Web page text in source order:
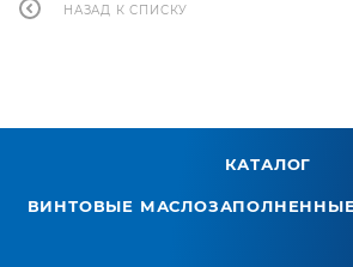
НАЗАД К СПИСКУ
КАТАЛОГ
ВИНТОВЫЕ